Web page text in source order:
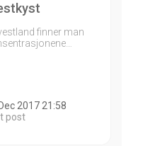
finner man
2017 21:58
post